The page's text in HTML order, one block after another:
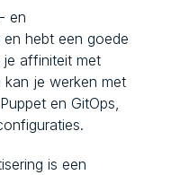
en
hebt een goede
je affiniteit met
kan je werken met
en GitOps,
is een